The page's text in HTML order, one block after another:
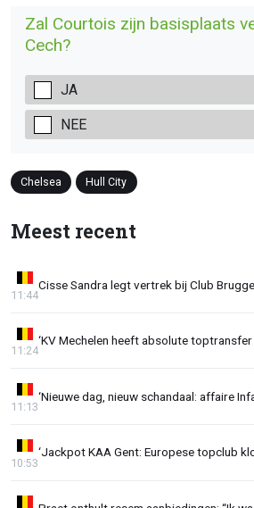
Zal Courtois zijn basisplaats
Cech?
JA
NEE
Chelsea Hull City
Meest recent
Cisse Sandra legt vertrek bij Club
11:44
‘KV Mechelen heeft absolute toptransfer
11:24
‘Nieuwe dag, nieuw schandaal: affaire
11:13
‘Jackpot KAA Gent: Europese topclub
10:53